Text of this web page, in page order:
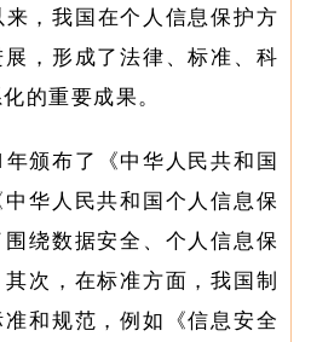
，我国在个人信息保护方
，形成了法律、标准、科
的重要成果。
颁布了《中华人民共和国
华人民共和国个人信息保
绕数据安全、个人信息保
次，在标准方面，我国制
和规范，例如《信息安全